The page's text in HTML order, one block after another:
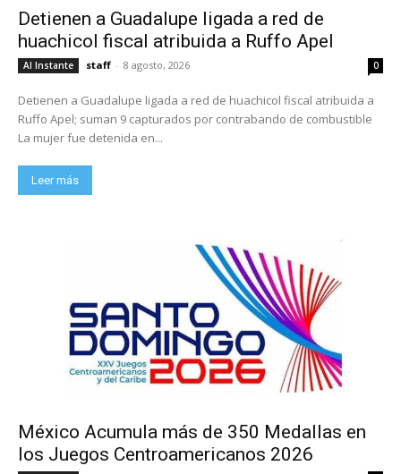
Detienen a Guadalupe ligada a red de
huachicol fiscal atribuida a Ruffo Apel
Al Instante staff - 8 agosto, 2026 0
Detienen a Guadalupe ligada a red de huachicol fiscal atribuida a
Ruffo Apel; suman 9 capturados por contrabando de combustible
La mujer fue detenida en...
Leer más
México Acumula más de 350 Medallas en
los Juegos Centroamericanos 2026